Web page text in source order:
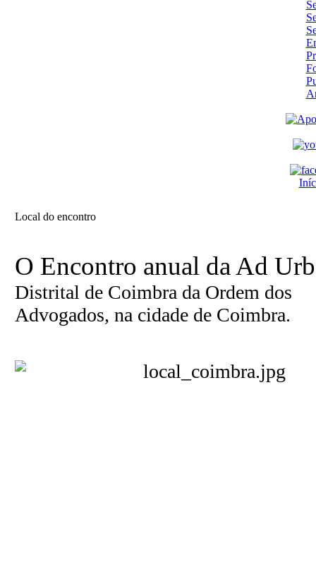
Local do encontro
O Encontro anual da Ad
Distrital de Coimbra da Ordem dos
Advogados, na cidade de Coimbra.